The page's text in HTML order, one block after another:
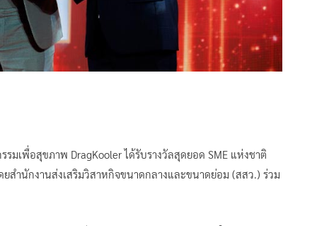
เพื่อสุขภาพ DragKooler ได้รับรางวัลสุดยอด SME แห่งชาติ
ยสำนักงานส่งเสริมวิสาหกิจขนาดกลางและขนาดย่อม (สสว.) ร่วม